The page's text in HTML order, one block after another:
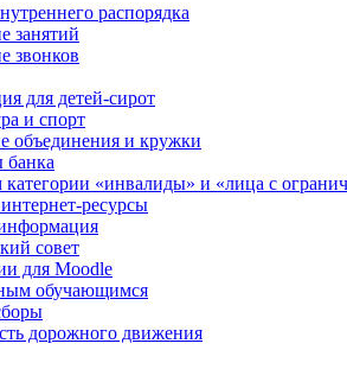
распорядка
занятий
звонков
для детей-сирот
и спорт
объединения и кружки
банка
категории «инвалиды» и «лица с
ресурсы
совет
для Moodle
обучающимся
дорожного движения